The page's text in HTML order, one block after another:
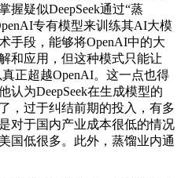
握疑似DeepSeek通过“蒸
专有模型来训练其AI大模
手段，能够将OpenAI中的大
和应用，但这种模式只能让
真正超越OpenAI。这一点也得
认为DeepSeek在生成模型的
，过于纠结前期的投入，有多
对于国内产业成本很低的情况
国低很多。此外，蒸馏业内通